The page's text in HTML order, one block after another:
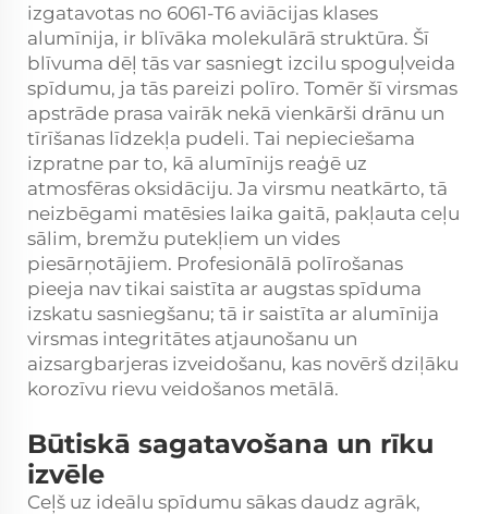
izgatavotas no 6061-T6 aviācijas klases
alumīnija, ir blīvāka molekulārā struktūra. Šī
blīvuma dēļ tās var sasniegt izcilu spoguļveida
spīdumu, ja tās pareizi polīro. Tomēr šī virsmas
apstrāde prasa vairāk nekā vienkārši drānu un
tīrīšanas līdzekļa pudeli. Tai nepieciešama
izpratne par to, kā alumīnijs reaģē uz
atmosfēras oksidāciju. Ja virsmu neatkārto, tā
neizbēgami matēsies laika gaitā, pakļauta ceļu
sālim, bremžu putekļiem un vides
piesārņotājiem. Profesionālā polīrošanas
pieeja nav tikai saistīta ar augstas spīduma
izskatu sasniegšanu; tā ir saistīta ar alumīnija
virsmas integritātes atjaunošanu un
aizsargbarjeras izveidošanu, kas novērš dziļāku
korozīvu rievu veidošanos metālā.
Būtiskā sagatavošana un rīku
izvēle
Ceļš uz ideālu spīdumu sākas daudz agrāk,